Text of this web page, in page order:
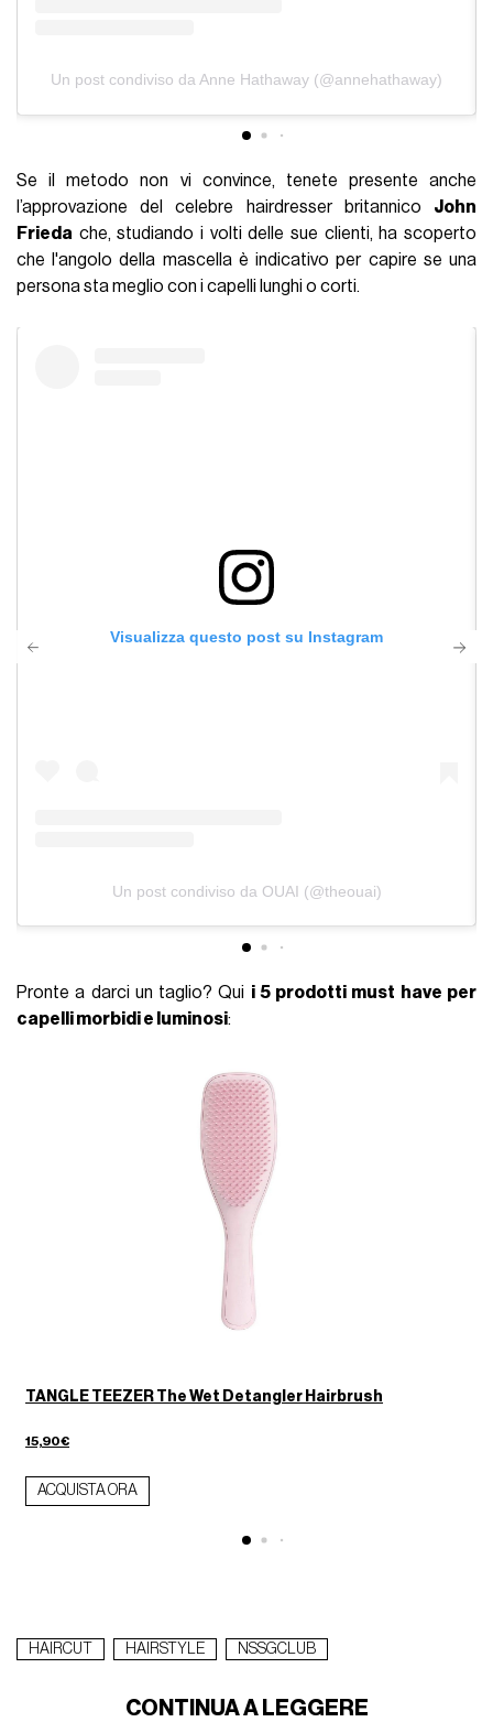
Un post condiviso da Anne Hathaway (@annehathaway)
Se il metodo non vi convince, tenete presente anche
l’approvazione del celebre hairdresser britannico John
Frieda che, studiando i volti delle sue clienti, ha scoperto
che l'angolo della mascella è indicativo per capire se una
persona sta meglio con i capelli lunghi o corti.
Visualizza questo post su Instagram
Un post condiviso da OUAI (@theouai)
Pronte a darci un taglio? Qui i 5 prodotti must have per
capelli morbidi e luminosi:
TANGLE TEEZER The Wet Detangler Hairbrush
15,90€
ACQUISTA ORA
HAIRCUT HAIRSTYLE NSSGCLUB
CONTINUA A LEGGERE